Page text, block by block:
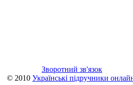
Зворотний зв'язок
© 2010 Українські підручники